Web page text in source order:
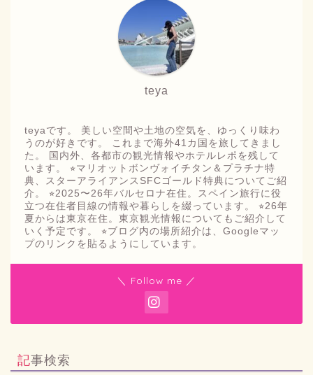
teya
teyaです。 美しい空間や土地の空気を、ゆっくり味わ
うのが好きです。 これまで海外41カ国を旅してきまし
た。 国内外、各都市の観光情報やホテルレポを残して
います。 ⭐︎マリオットボンヴォイチタン＆プラチナ特
典、スターアライアンスSFCゴールド特典についてご紹
介。 ⭐︎2025〜26年バルセロナ在住。スペイン旅行に役
立つ在住者目線の情報や暮らしを綴っています。 ⭐︎26年
夏からは東京在住。東京観光情報についてもご紹介して
いく予定です。 ⭐︎ブログ内の場所紹介は、Googleマッ
プのリンクを貼るようにしています。
＼ Follow me ／
記事検索